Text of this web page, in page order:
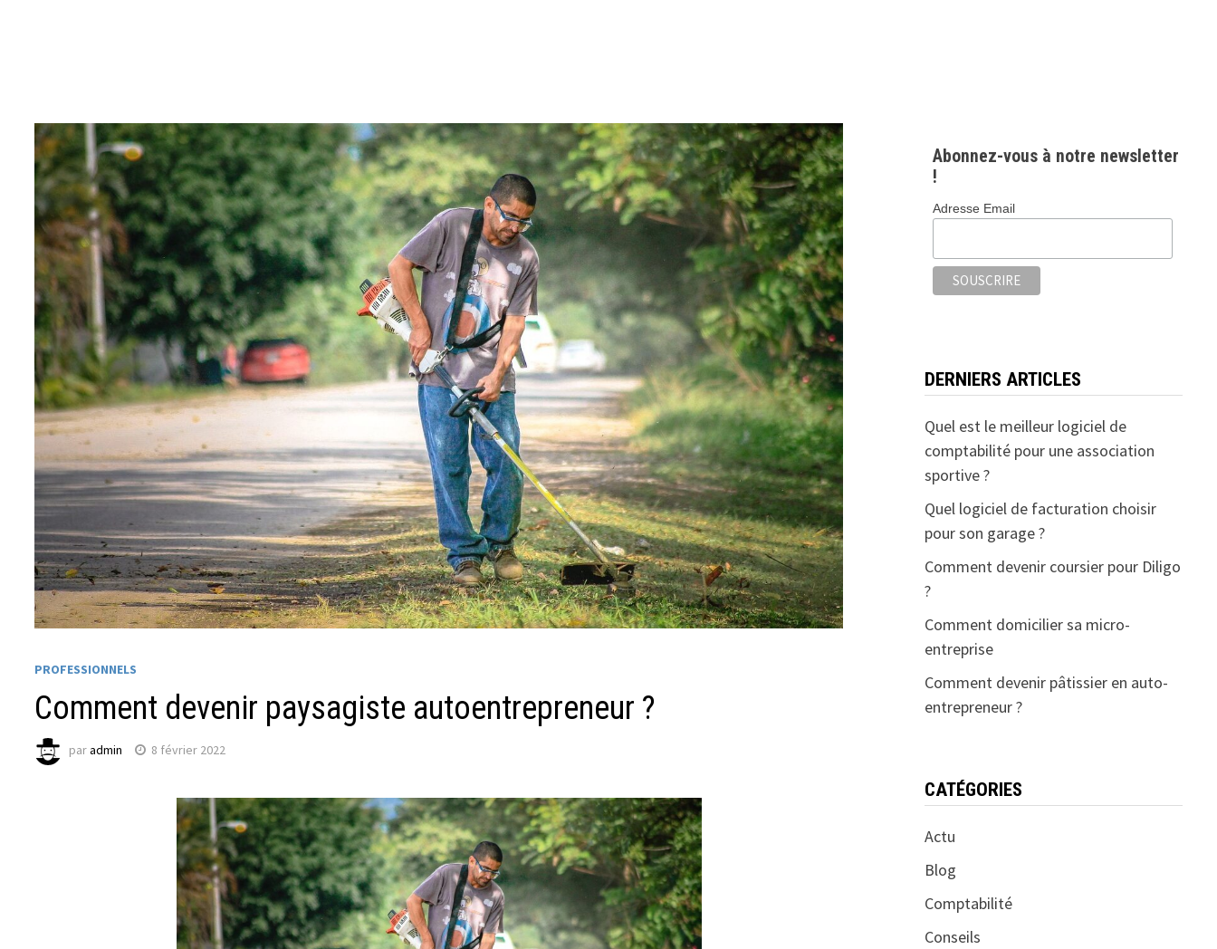
PROFESSIONNELS
Comment devenir paysagiste autoentrepreneur ?
paradmin 8 février 2022
Abonnez-vous à notre newsletter
!
Adresse Email
DERNIERS ARTICLES
Quel est le meilleur logiciel de
comptabilité pour une association
sportive ?
Quel logiciel de facturation choisir
pour son garage ?
Comment devenir coursier pour Diligo
?
Comment domicilier sa micro-
entreprise
Comment devenir pâtissier en auto-
entrepreneur ?
CATÉGORIES
Actu
Blog
Comptabilité
Conseils